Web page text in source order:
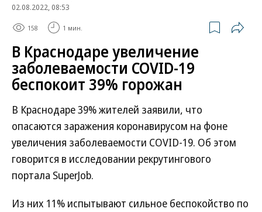
02.08.2022, 08:53
158 1 мин.
В Краснодаре увеличение
заболеваемости COVID-19
беспокоит 39% горожан
В Краснодаре 39% жителей заявили, что
опасаются заражения коронавирусом на фоне
увеличения заболеваемости COVID-19. Об этом
говорится в исследовании рекрутингового
портала SuperJob.
Из них 11% испытывают сильное беспокойство по